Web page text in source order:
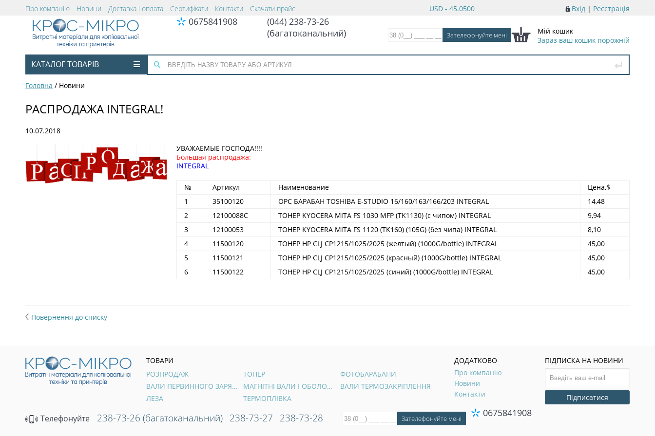
Вхід | Реєстрація
USD - 45.0500
Про компанію Новини Доставка і оплата Сертифікати Контакти Скачати прайс
0675841908
(044) 238-73-26
(багатоканальний)
Мій кошик
Зараз ваш кошик порожній
КАТАЛОГ ТОВАРІВ
Головна / Новини
РАСПРОДАЖА INTEGRAL!
10.07.2018
УВАЖАЕМЫЕ ГОСПОДА!!!!
Большая распродажа:
INTEGRAL
№ Артикул Наименование
Цена,$
1
35100120 OPC БАРАБАН TOSHIBA E-STUDIO 16/160/163/166/203 INTEGRAL
14,48
2
12100088С ТОНЕР KYOCERA MITA FS 1030 MFP (TK1130) (с чипом) INTEGRAL
9,94
3
12100053 ТОНЕР KYOCERA MITA FS 1120 (TK160) (105G) (без чипа) INTEGRAL
8,10
4
11500120 ТОНЕР HP CLJ CP1215/1025/2025 (желтый) (1000G/bottle) INTEGRAL
45,00
5
11500121 ТОНЕР HP CLJ CP1215/1025/2025 (красный) (1000G/bottle) INTEGRAL
45,00
6
11500122 ТОНЕР HP CLJ CP1215/1025/2025 (синий) (1000G/bottle) INTEGRAL 45,00
Повернення до списку
ТОВАРИ
РОЗПРОДАЖ
ТОНЕР
ФОТОБАРАБАНИ
ВАЛИ ПЕРВИННОГО ЗАРЯДУ
МАГНІТНІ ВАЛИ І ОБОЛОНКИ
ВАЛИ ТЕРМОЗАКРІПЛЕННЯ
ЛЕЗА
ТЕРМОПЛІВКА
ДОДАТКОВО
Про компанію
Новини
Контакти
ПІДПИСКА НА НОВИНИ
Підписатися
Телефонуйте 238-73-26 (багатоканальний) 238-73-27 238-73-28 0675841908